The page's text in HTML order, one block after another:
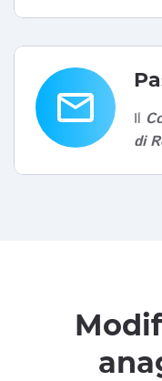
email Il
di